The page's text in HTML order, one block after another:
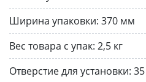
Ширина упаковки: 370 мм
Вес товара с упак: 2,5 кг
Отверстие для установки: